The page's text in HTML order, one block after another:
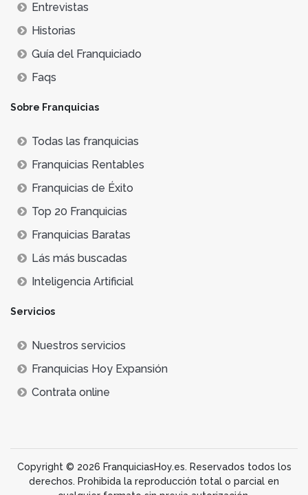
Entrevistas
Historias
Guía del Franquiciado
Faqs
Sobre Franquicias
Todas las franquicias
Franquicias Rentables
Franquicias de Éxito
Top 20 Franquicias
Franquicias Baratas
Lás más buscadas
Inteligencia Artificial
Servicios
Nuestros servicios
Franquicias Hoy Expansión
Contrata online
Copyright © 2026 FranquiciasHoy.es. Reservados todos los
derechos. Prohibida la reproducción total o parcial en